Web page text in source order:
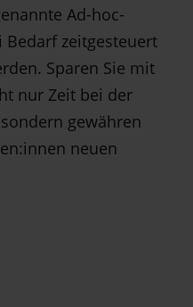
Ad-hoc-
zeitgesteuert
Sparen Sie mit
nur Zeit bei der
gewähren
neuen